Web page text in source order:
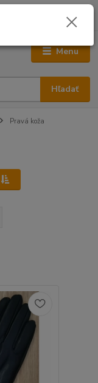
Menu
Hľadať
0,00 €
Pravá koža